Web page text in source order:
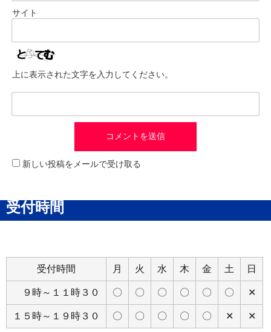
サイト
上に表示された文字を入力してください。
新しい投稿をメールで受け取る
受付時間
受付時間 月 火 水 木 金 土 日
９時～１１時３０ 〇 〇 〇 〇 〇 〇 ✕
１５時～１９時３０ 〇 〇 〇 〇 〇 ✕ ✕